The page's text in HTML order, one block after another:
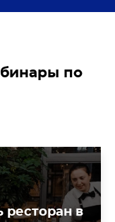
по
ресторан в